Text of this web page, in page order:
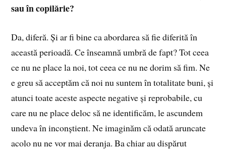
sau în copilărie?
Da, diferă. Și ar fi bine ca abordarea să fie diferită în
această perioadă. Ce înseamnă umbră de fapt? Tot ceea
ce nu ne place la noi, tot ceea ce nu ne dorim să fim. Ne
e greu să acceptăm că noi nu suntem în totalitate buni, și
atunci toate aceste aspecte negative și reprobabile, cu
care nu ne place deloc să ne identificăm, le ascundem
undeva în inconștient. Ne imaginăm că odată aruncate
acolo nu ne vor mai deranja. Ba chiar au dispărut